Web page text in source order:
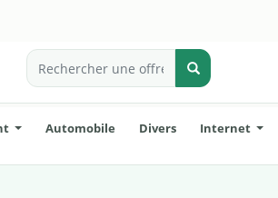
Automobile Divers Internet